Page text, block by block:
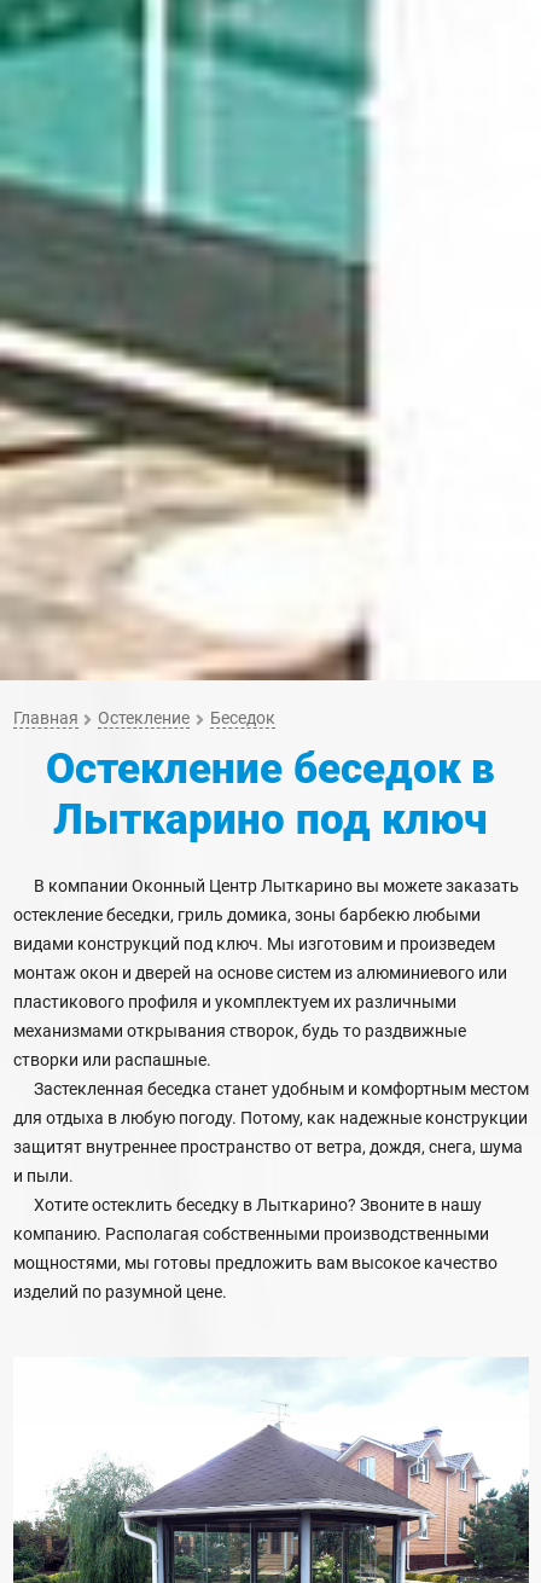
Главная Остекление Беседок
Остекление беседок в
Лыткарино под ключ
В компании Оконный Центр Лыткарино вы можете заказать
остекление беседки, гриль домика, зоны барбекю любыми
видами конструкций под ключ. Мы изготовим и произведем
монтаж окон и дверей на основе систем из алюминиевого или
пластикового профиля и укомплектуем их различными
механизмами открывания створок, будь то раздвижные
створки или распашные.
Застекленная беседка станет удобным и комфортным местом
для отдыха в любую погоду. Потому, как надежные конструкции
защитят внутреннее пространство от ветра, дождя, снега, шума
и пыли.
Хотите остеклить беседку в Лыткарино? Звоните в нашу
компанию. Располагая собственными производственными
мощностями, мы готовы предложить вам высокое качество
изделий по разумной цене.